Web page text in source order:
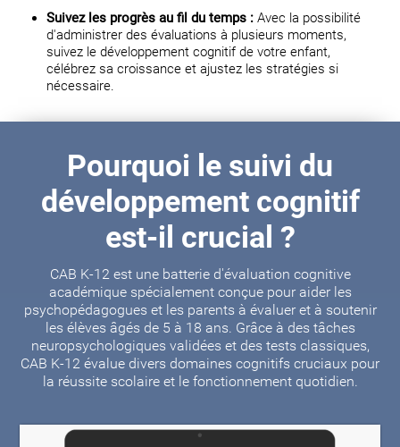
Suivez les progrès au fil du temps : Avec la possibilité
d'administrer des évaluations à plusieurs moments,
suivez le développement cognitif de votre enfant,
célébrez sa croissance et ajustez les stratégies si
nécessaire.
Pourquoi le suivi du
développement cognitif
est-il crucial ?
CAB K-12 est une batterie d'évaluation cognitive
académique spécialement conçue pour aider les
psychopédagogues et les parents à évaluer et à soutenir
les élèves âgés de 5 à 18 ans. Grâce à des tâches
neuropsychologiques validées et des tests classiques,
CAB K-12 évalue divers domaines cognitifs cruciaux pour
la réussite scolaire et le fonctionnement quotidien.